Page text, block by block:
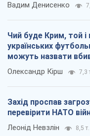
Вадим Денисенко
Чий буде Крим, той
українських
можуть назвати
Олександр Кірш 7,3
Захід проспав
перевірити НАТО
Леонід Невзлін 8,5 т.